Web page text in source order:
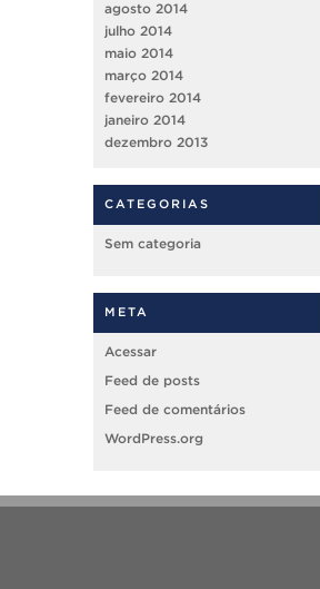
agosto 2014
julho 2014
maio 2014
março 2014
fevereiro 2014
janeiro 2014
dezembro 2013
CATEGORIAS
Sem categoria
META
Acessar
Feed de posts
Feed de comentários
WordPress.org